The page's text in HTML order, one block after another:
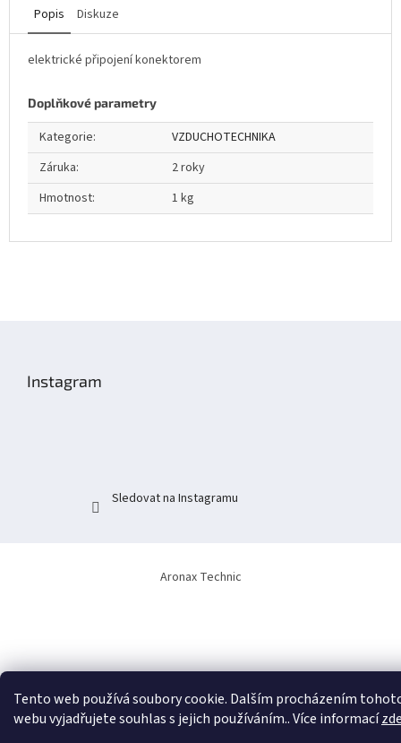
Tento web používá soubory cookie. Dalším procházením
webu vyjadřujete souhlas s jejich používáním.. Více informací
Popis Diskuze
elektrické připojení konektorem
Doplňkové parametry
Kategorie:
VZDUCHOTECHNIKA
Záruka:
2 roky
Hmotnost: 1 kg
Instagram
Sledovat na Instagramu
Aronax Technic